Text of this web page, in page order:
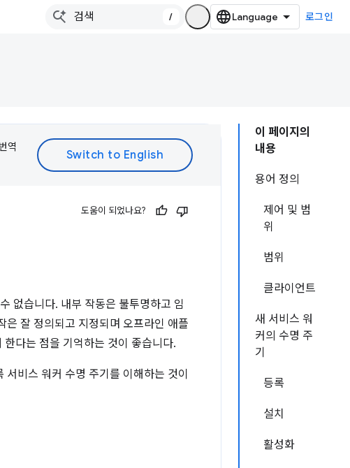
/ 로그인
이 페이지의
내용
용어 정의
제어 및 범
위
범위
클라이언트
새 서비스 워
커의 수명 주
기
등록
설치
활성화
역
도움이 되었나요?
없습니다. 내부 작동은 불투명하고 임
잘 정의되고 지정되며 오프라인 애플
다는 점을 기억하는 것이 좋습니다.
비스 워커 수명 주기를 이해하는 것이